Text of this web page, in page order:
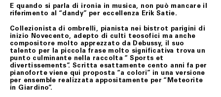
E quando si parla di ironia in musica, non può mancare il
riferimento al “dandy” per eccellenza Erik Satie.
Collezionista di ombrelli, pianista nei bistrot parigini di
inizio Novecento, adepto di culti teosofici ma anche
compositore molto apprezzato da Debussy, il suo
talento per la piccola frase molto significativa trova un
punto culminante nella raccolta “ Sports et
divertissements”. Scritta esattamente cento anni fa per
pianoforteviene qui proposta “a colori” in una versione
per ensembl e realizzata appositamente per “Meteorite
in Giardino”.